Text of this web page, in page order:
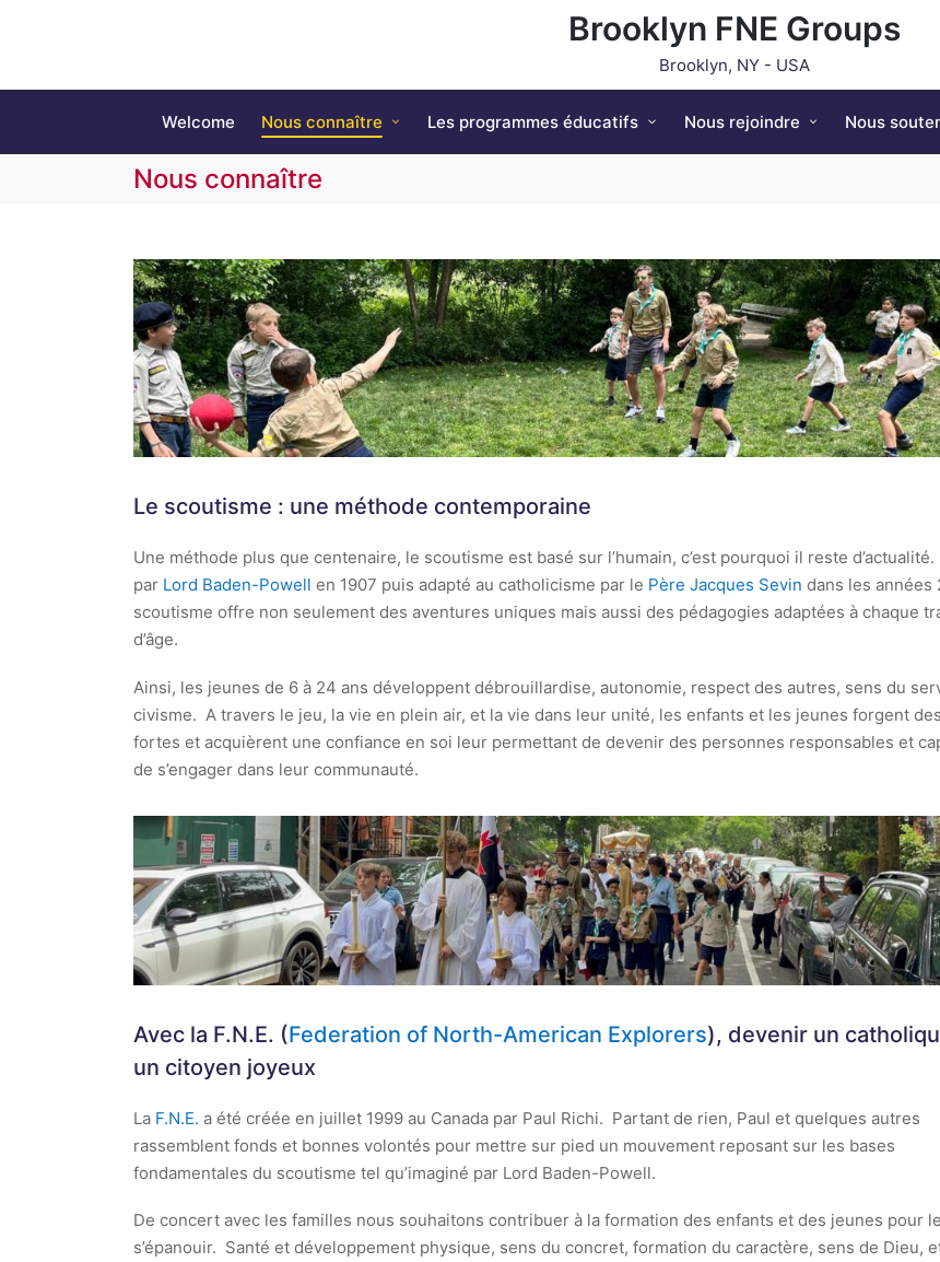
Brooklyn FNE Groups
Brooklyn, NY - USA
Welcome Nous connaître Les programmes éducatifs Nous rejoindre Nous
Nous connaître
Le scoutisme : une méthode contemporaine
Une méthode plus que centenaire, le scoutisme est basé sur l’humain, c’est pourquoi il reste
par Lord Baden-Powell en 1907 puis adapté au catholicisme par le Père Jacques Sevin dans les années
scoutisme offre non seulement des aventures uniques mais aussi des pédagogies adaptées à chaque
d’âge.
Ainsi, les jeunes de 6 à 24 ans développent débrouillardise, autonomie, respect des autres, sens du
civisme. A travers le jeu, la vie en plein air, et la vie dans leur unité, les enfants et les jeunes forgent
fortes et acquièrent une confiance en soi leur permettant de devenir des personnes responsables et
de s’engager dans leur communauté.
Avec la F.N.E. (Federation of North-American Explorers), devenir un
un citoyen joyeux
La F.N.E. a été créée en juillet 1999 au Canada par Paul Richi. Partant de rien, Paul et quelques autres
rassemblent fonds et bonnes volontés pour mettre sur pied un mouvement reposant sur les bases
fondamentales du scoutisme tel qu’imaginé par Lord Baden-Powell.
De concert avec les familles nous souhaitons contribuer à la formation des enfants et des jeunes pour
s’épanouir. Santé et développement physique, sens du concret, formation du caractère, sens de Dieu,